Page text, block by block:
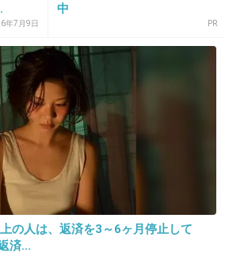
ら2人共好きなはずなのに
+1527
年7月9日
中
PR
の人は、返済を3～6ヶ月停止して
済...